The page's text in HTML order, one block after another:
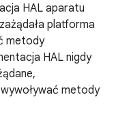
HAL aparatu
platforma
metody
HAL nigdy
metody